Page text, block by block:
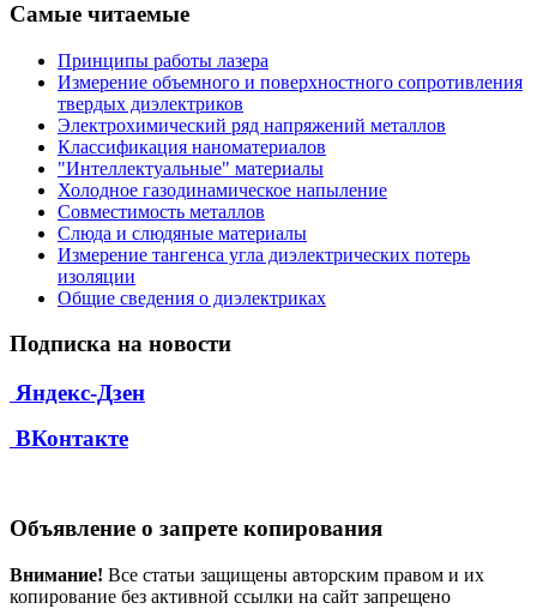
Самые читаемые
Принципы работы лазера
Измерение объемного и поверхностного сопротивления
твердых диэлектриков
Электрохимический ряд напряжений металлов
Классификация наноматериалов
"Интеллектуальные" материалы
Холодное газодинамическое напыление
Совместимость металлов
Слюда и слюдяные материалы
Измерение тангенса угла диэлектрических потерь
изоляции
Общие сведения о диэлектриках
Подписка на новости
Яндекс-Дзен
ВКонтакте
Объявление о запрете копирования
Внимание! Все статьи защищены авторским правом и их
копирование без активной ссылки на сайт запрещено